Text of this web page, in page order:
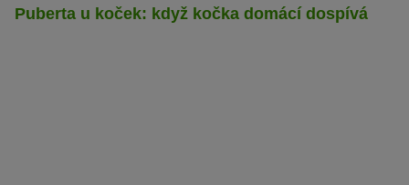
Puberta u koček: když kočka domácí dospívá